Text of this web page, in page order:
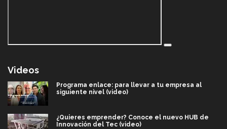
Videos
Programa enlace: para llevar a tu empresa al
siguiente nivel (video)
¿Quieres emprender? Conoce el nuevo HUB de
Innovación del Tec (video)